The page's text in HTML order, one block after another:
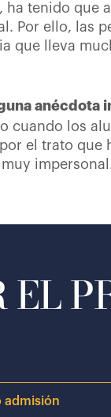
tenido que
Por ello, las
que lleva
anécdota
cuando los
el trato
admisión